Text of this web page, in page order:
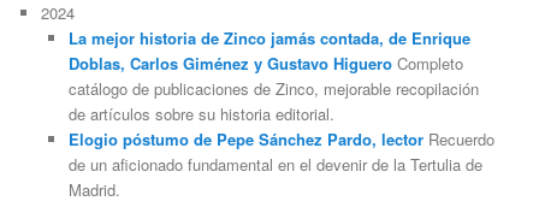
2024
La mejor historia de Zinco jamás contada, de Enrique
Doblas, Carlos Giménez y Gustavo HigueroCompleto
catálogo de publicaciones de Zinco, mejorable recopilación
de artículos sobre su historia editorial.
Elogio póstumo de Pepe Sánchez Pardo, lectorRecuerdo
de un aficionado fundamental en el devenir de la Tertulia de
Madrid.